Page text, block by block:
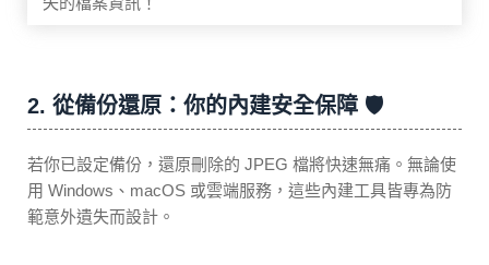
2. 從備份還原：你的內建安全保障 🛡️
若你已設定備份，還原刪除的 JPEG 檔將快速無痛。無論使
用 Windows、macOS 或雲端服務，這些內建工具皆專為防
範意外遺失而設計。